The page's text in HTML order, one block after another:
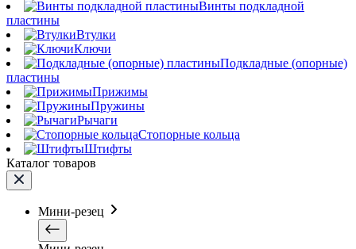
Винты подкладной
пластины
Втулки
Ключи
Подкладные (опорные)
пластины
Прижимы
Пружины
Рычаги
Стопорные кольца
Штифты
Каталог товаров
Мини-резец